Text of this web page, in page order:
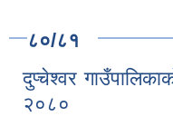
८०/८१
दुप्चेश्वर
२०८०